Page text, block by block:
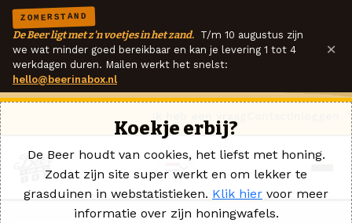
ZOMERSTAND
De Beer ligt met z'n voetjes in het zand. T/m 10 augustus zijn
we wat minder goed bereikbaar en kan je levering 1 tot 4
werkdagen duren. Mailen werkt het snelst:
hello@beerinabox.nl
×
Koekje erbij?
De Beer houdt van cookies, het liefst met honing.
Zodat zijn site super werkt en om lekker te
grasduinen in webstatistieken. Klik hier voor meer
informatie over zijn honingwafels.